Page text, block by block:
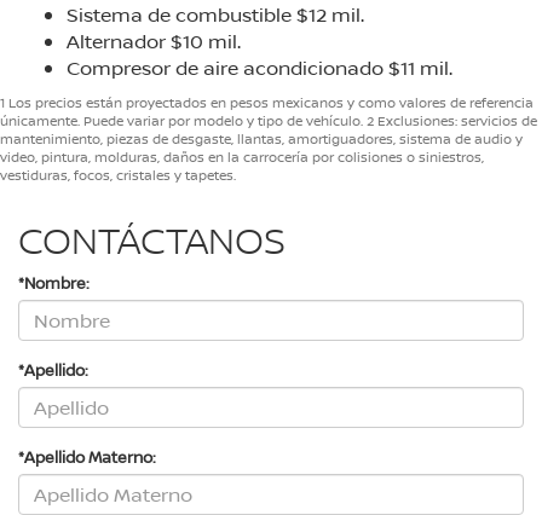
Sistema de combustible $12 mil.
Alternador $10 mil.
Compresor de aire acondicionado $11 mil.
1 Los precios están proyectados en pesos mexicanos y como valores de referencia
únicamente. Puede variar por modelo y tipo de vehículo. 2 Exclusiones: servicios de
mantenimiento, piezas de desgaste, llantas, amortiguadores, sistema de audio y
video, pintura, molduras, daños en la carrocería por colisiones o siniestros,
vestiduras, focos, cristales y tapetes.
CONTÁCTANOS
*Nombre:
*Apellido:
*Apellido Materno: